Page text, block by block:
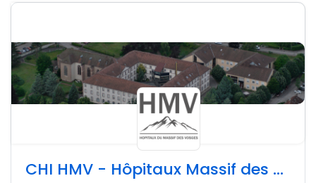
CHI HMV - Hôpitaux Massif des Vosges